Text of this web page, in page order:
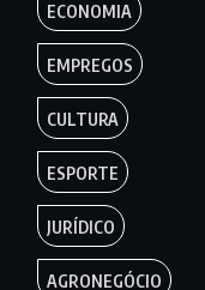
ECONOMIA
EMPREGOS
CULTURA
ESPORTE
JURÍDICO
AGRONEGÓCIO